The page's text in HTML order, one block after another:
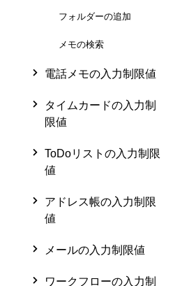
フォルダーの追加
メモの検索
電話メモの入力制限値
タイムカードの入力制
限値
ToDoリストの入力制限
値
アドレス帳の入力制限
値
メールの入力制限値
ワークフローの入力制